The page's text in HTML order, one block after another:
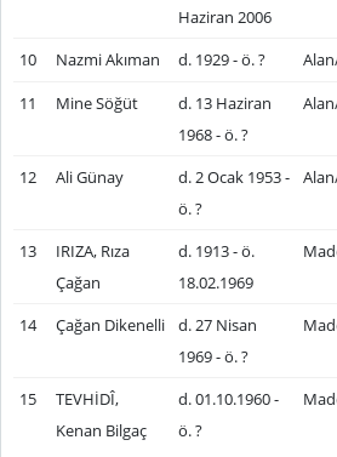
Haziran 2006
10 Nazmi Akıman d. 1929 - ö. ?
11 Mine Söğüt
d. 13 Haziran
1968 - ö. ?
12 Ali Günay
d. 2 Ocak 1953 -
ö. ?
13
IRIZA, Rıza
Çağan
d. 1913 - ö.
18.02.1969
14 Çağan Dikenelli
d. 27 Nisan
1969 - ö. ?
15
TEVHİDÎ,
Kenan Bilgaç
d. 01.10.1960 -
ö. ?